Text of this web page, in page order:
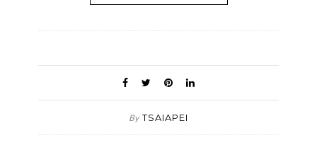
By TSAIAPEI